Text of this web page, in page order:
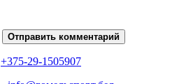
Отправить комментарий
+375-29-1505907